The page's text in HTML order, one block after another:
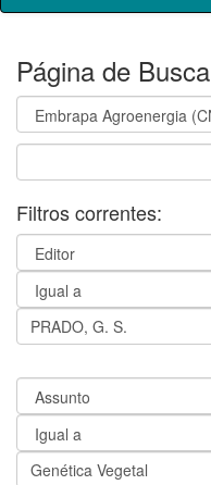
Página de Busca
Filtros correntes: